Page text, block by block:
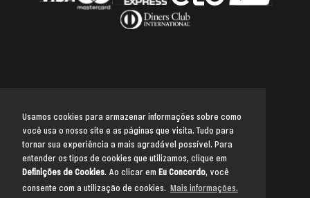
Usamos cookies para armazenar informações sobre como
você usa o nosso site e as páginas que visita. Tudo para
tornar sua experiência a mais agradável possível. Para
entender os tipos de cookies que utilizamos, clique em
Definições de Cookies. Ao clicar em Eu Concordo, você
consente com a utilização de cookies. Mais informações.
Voltar para o topo